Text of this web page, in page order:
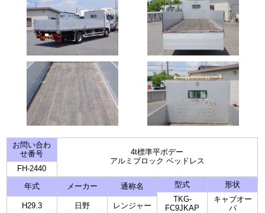
お問い合わ
せ番号
FH-2440
4t標準平ボデー
アルミブロック ベッドレス
年式
H29.3
メーカー
日野
通称名
レンジャー
型式
TKG-
FC9JKAP
形状
キャブオー
バ